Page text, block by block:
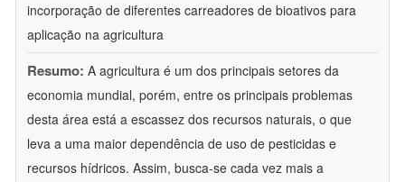
incorporação de diferentes carreadores de bioativos para
aplicação na agricultura
Resumo: A agricultura é um dos principais setores da
economia mundial, porém, entre os principais problemas
desta área está a escassez dos recursos naturais, o que
leva a uma maior dependência de uso de pesticidas e
recursos hídricos. Assim, busca-se cada vez mais a